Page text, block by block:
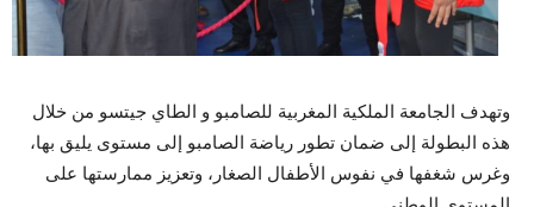
وتهدف الجامعة الملكية المغربية للصامبو و الطاي جيتسو من خلال
هذه البطولة إلى ضمان تطور رياضة الصامبو إلى مستوى يليق بها،
وغرس شغفها في نفوس الأطفال الصغار، وتعزيز ممارستها على